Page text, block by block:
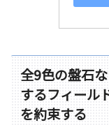
全9色の盤石
するフィール
を約束する